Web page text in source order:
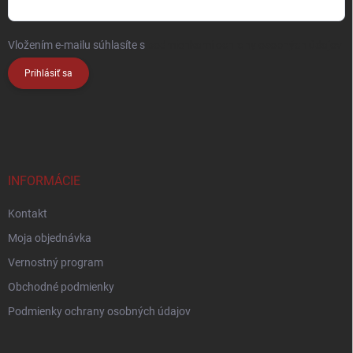
Vložením e-mailu súhlasíte s
Prihlásiť sa
INFORMÁCIE
Kontakt
Moja objednávka
Vernostný program
Obchodné podmienky
Podmienky ochrany osobných údajov